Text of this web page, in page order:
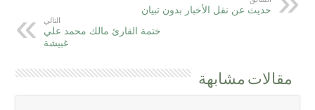
حديث عن نقل الأخبار بدون تبيان
التالي
ختمة القارئ مالك محمد علي
غبيشة
مقالات مشابهة